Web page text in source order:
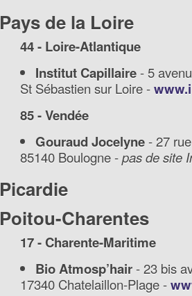
Pays de la Loire
44 - Loire-Atlantique
Institut Capillaire- 5
St Sébastien sur Loire -
85 - Vendée
Gouraud Jocelyne- 27
85140 Boulogne -pas de site
Picardie
Poitou-Charentes
17 - Charente-Maritime
Bio Atmosp’hair- 23 bis
17340 Chatelaillon-Plage -